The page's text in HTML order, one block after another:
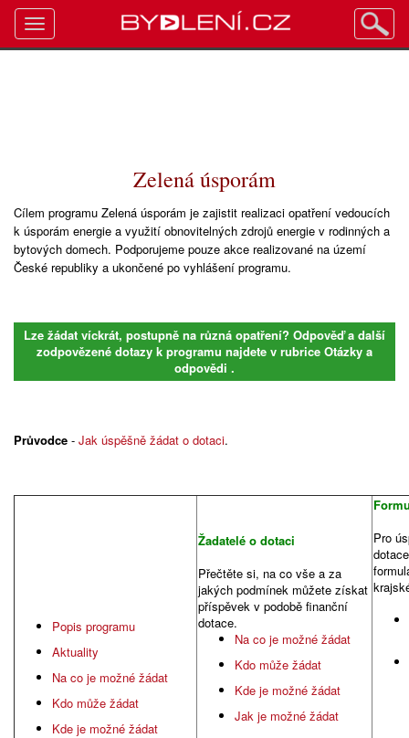
Zelená úsporám
Cílem programu Zelená úsporám je zajistit realizaci opatření vedoucích
k úsporám energie a využití obnovitelných zdrojů energie v rodinných a
bytových domech. Podporujeme pouze akce realizované na území
České republiky a ukončené po vyhlášení programu.
Lze žádat víckrát, postupně na různá opatření? Odpověď a další
zodpovězené dotazy k programu najdete v rubrice Otázky a
odpovědi .
Průvodce - Jak úspěšně žádat o dotaci.
Popis programu
Aktuality
Na co je možné žádat
Kdo může žádat
Kde je možné žádat
Žadatelé o dotaci
Přečtěte si, na co vše a za
jakých podmínek můžete získat
příspěvek v podobě finanční
dotace.
Na co je možné žádat
Kdo může žádat
Kde je možné žádat
Jak je možné žádat
Pro
Toggle
navigation